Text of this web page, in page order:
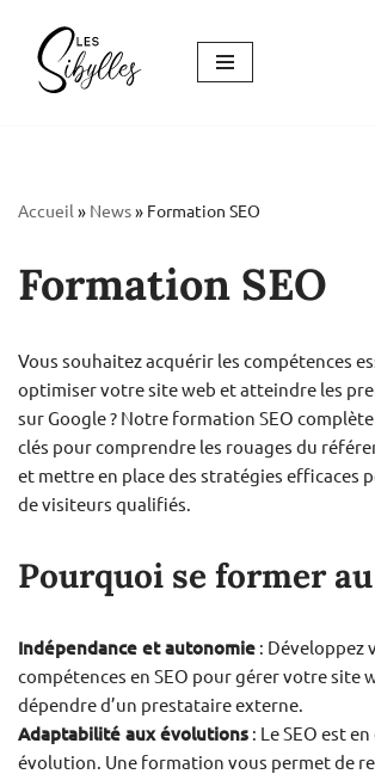
Aller
Accueil » News» Formation SEO
Formation SEO
Vous souhaitez acquérir les compétences
optimiser votre site web et atteindre les
sur Google ? Notre formation SEO
clés pour comprendre les rouages du
et mettre en place des stratégies efficaces
de visiteurs qualifiés.
Pourquoi se former au
Indépendance et autonomie : Développez
compétences en SEO pour gérer votre site
dépendre d’un prestataire externe.
Adaptabilité aux évolutions : Le SEO est
évolution. Une formation vous permet de